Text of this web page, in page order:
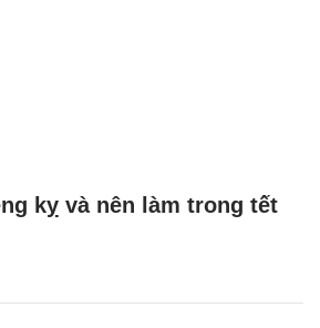
kỵ và nên làm trong tết